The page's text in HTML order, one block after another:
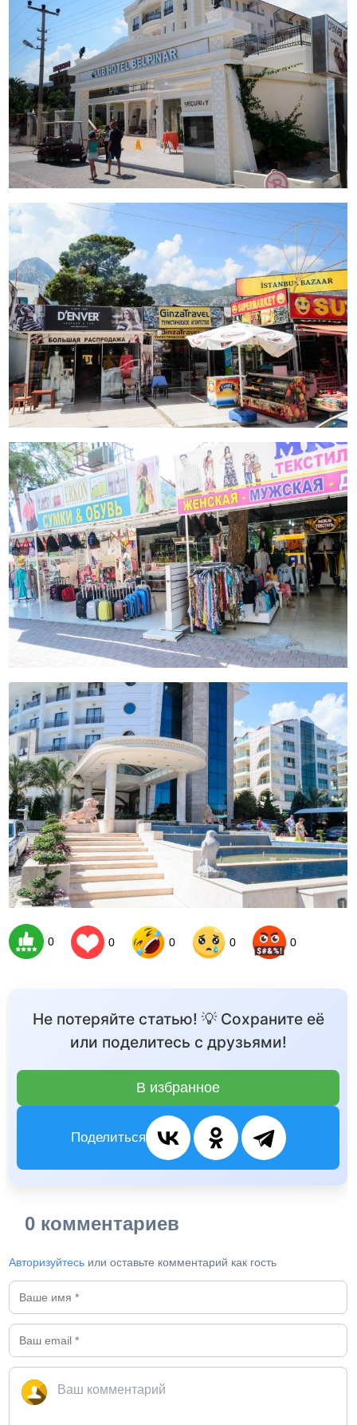
0 0 0 0 0
Не потеряйте статью! 💡 Сохраните её
или поделитесь с друзьями!
В избранное
Поделиться
0 комментариев
Авторизуйтесь или оставьте комментарий как гость